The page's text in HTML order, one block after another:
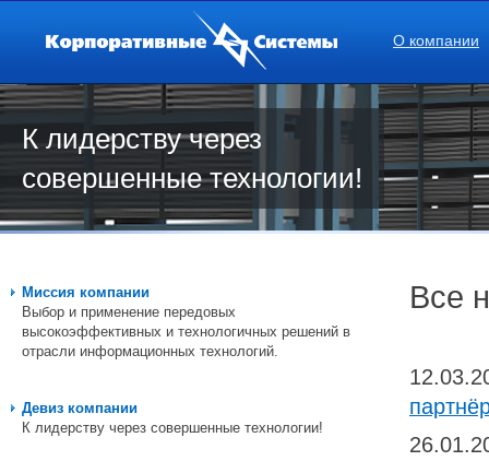
О компании
К лидерству через
совершенные технологии!
Миссия компании
Выбор и применение передовых
высокоэффективных и технологичных решений в
отрасли информационных технологий.
Девиз компании
К лидерству через совершенные технологии!
Все